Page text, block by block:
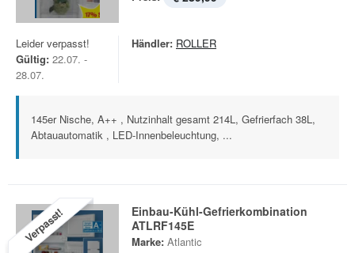
Leider verpasst!
Gültig: 22.07. -
28.07.
Händler: ROLLER
145er Nische, A++ , Nutzinhalt gesamt 214L, Gefrierfach 38L,
Abtauautomatik , LED-Innenbeleuchtung, ...
Verpasst!
Einbau-Kühl-Gefrierkombination
ATLRF145E
Marke: Atlantic